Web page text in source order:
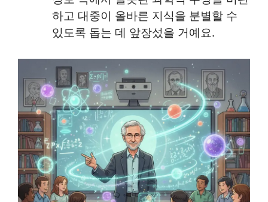
하고 대중이 올바른 지식을 분별할 수
있도록 돕는 데 앞장섰을 거예요.